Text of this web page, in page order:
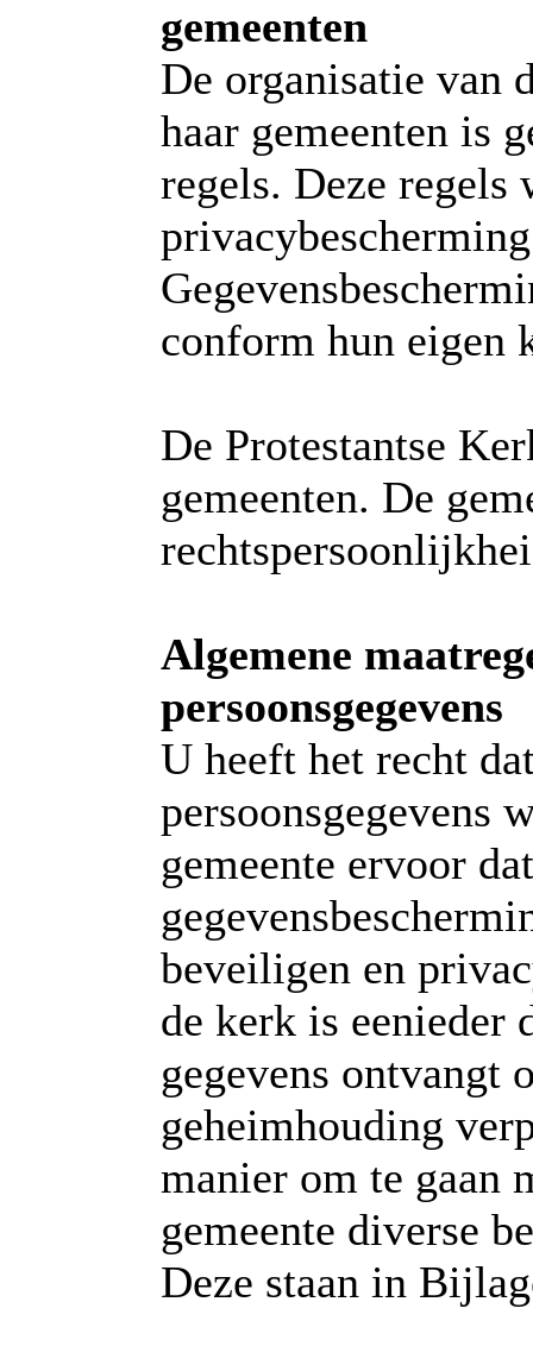
gemeenten
De organisatie van
haar gemeenten is
regels. Deze regels
conform hun eigen
De Protestantse
gemeenten. De
Algemene
persoonsgegevens
U heeft het recht
persoonsgegevens
gemeente ervoor
beveiligen en
de kerk is
gegevens ontvangt
geheimhouding
manier om te gaan
gemeente diverse
Deze staan in